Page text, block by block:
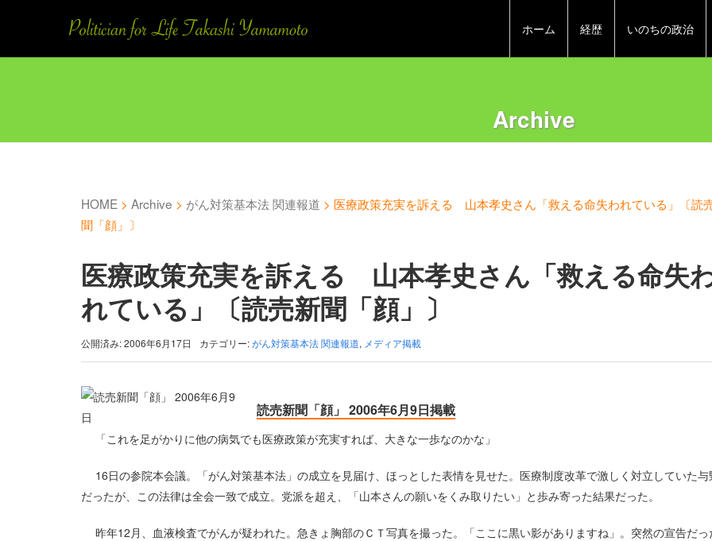
ホーム 経歴 いのちの政治
Archive
HOME > Archive > がん対策基本法 関連報道 > 医療政策充実を訴える 山本孝史さん「救える命失われている」〔読
聞「顔」〕
医療政策充実を訴える 山本孝史さん「救える命失
れている」〔読売新聞「顔」〕
公開済み: 2006年6月17日 カテゴリー:がん対策基本法 関連報道, メディア掲載
読売新聞「顔」 2006年6月9日掲載
「これを足がかりに他の病気でも医療政策が充実すれば、大きな一歩なのかな」
16日の参院本会議。「がん対策基本法」の成立を見届け、ほっとした表情を見せた。医療制度改革で激しく対立していた与
だったが、この法律は全会一致で成立。党派を超え、「山本さんの願いをくみ取りたい」と歩み寄った結果だった。
昨年12月、血液検査でがんが疑われた。急きょ胸部のＣＴ写真を撮った。「ここに黒い影がありますね」。突然の宣告だっ